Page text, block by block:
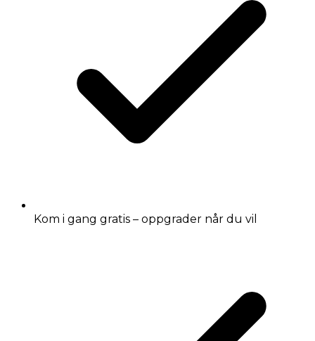
Kom i gang gratis – oppgrader når du vil